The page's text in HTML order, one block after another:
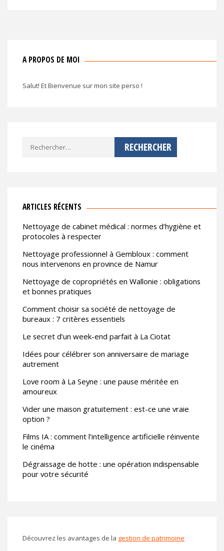
A PROPOS DE MOI
Salut! Et Bienvenue sur mon site perso !
Rechercher :
ARTICLES RÉCENTS
Nettoyage de cabinet médical : normes d’hygiène et
protocoles à respecter
Nettoyage professionnel à Gembloux : comment
nous intervenons en province de Namur
Nettoyage de copropriétés en Wallonie : obligations
et bonnes pratiques
Comment choisir sa société de nettoyage de
bureaux : 7 critères essentiels
Le secret d’un week-end parfait à La Ciotat
Idées pour célébrer son anniversaire de mariage
autrement
Love room à La Seyne : une pause méritée en
amoureux
Vider une maison gratuitement : est-ce une vraie
option ?
Films IA : comment l’intelligence artificielle réinvente
le cinéma
Dégraissage de hotte : une opération indispensable
pour votre sécurité
Découvrez les avantages de la gestion de patrimoine